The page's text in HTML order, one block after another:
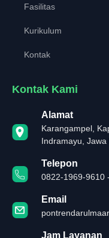
Fasilitas
Kurikulum
Kontak
Kontak Kami
Alamat
Karangampel,
Indramayu, Jawa
Telepon
0822-1969-9610
Email
Jam Layanan